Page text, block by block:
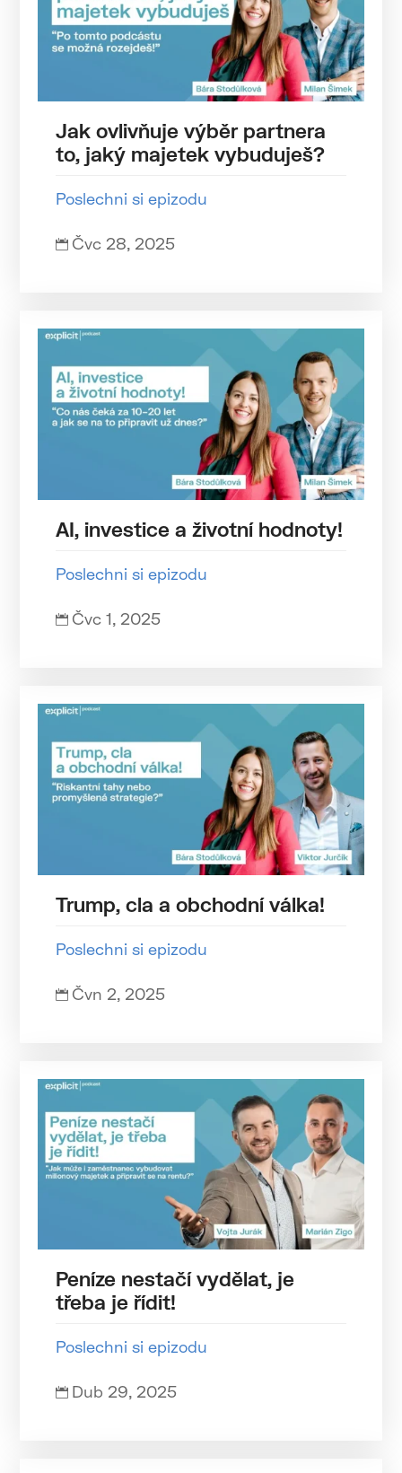
Jak ovlivňuje výběr partnera
to, jaký majetek vybuduješ?
Poslechni si epizodu
 Čvc 28, 2025
AI, investice a životní hodnoty!
Poslechni si epizodu
 Čvc 1, 2025
Trump, cla a obchodní válka!
Poslechni si epizodu
 Čvn 2, 2025
Peníze nestačí vydělat, je
třeba je řídit!
Poslechni si epizodu
 Dub 29, 2025